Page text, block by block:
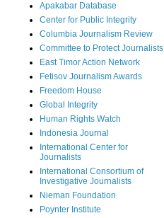
Apakabar Database
Center for Public Integrity
Columbia Journalism Review
Committee to Protect Journalists
East Timor Action Network
Fetisov Journalism Awards
Freedom House
Global Integrity
Human Rights Watch
Indonesia Journal
International Center for
Journalists
International Consortium of
Investigative Journalists
Nieman Foundation
Poynter Institute